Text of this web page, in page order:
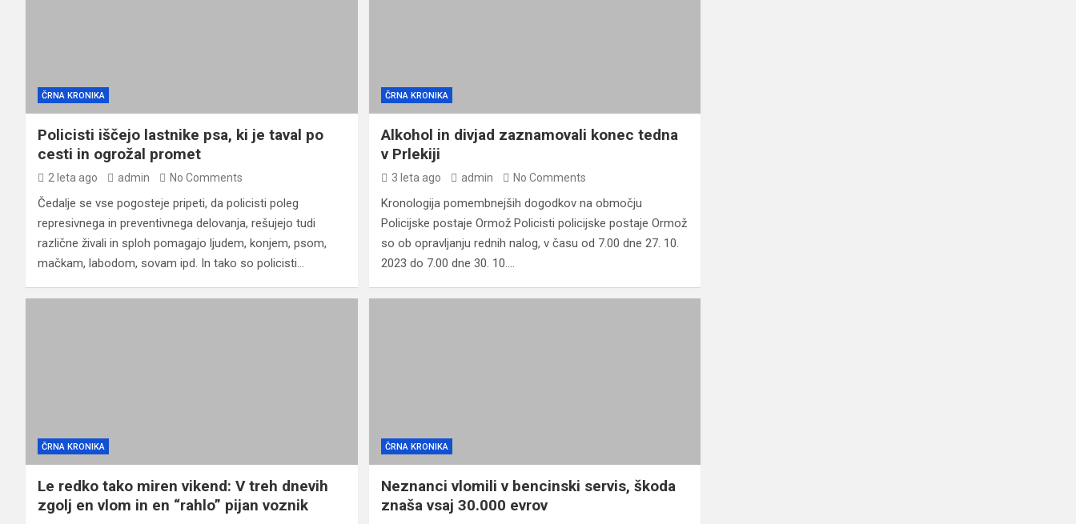
ČRNA KRONIKA
Policisti iščejo lastnike psa, ki je taval po
cesti in ogrožal promet
2 leta ago admin No Comments
Čedalje se vse pogosteje pripeti, da policisti poleg
represivnega in preventivnega delovanja, rešujejo tudi
različne živali in sploh pomagajo ljudem, konjem, psom,
mačkam, labodom, sovam ipd. In tako so policisti…
ČRNA KRONIKA
Alkohol in divjad zaznamovali konec tedna
v Prlekiji
3 leta ago admin No Comments
Kronologija pomembnejših dogodkov na območju
Policijske postaje Ormož Policisti policijske postaje Ormož
so ob opravljanju rednih nalog, v času od 7.00 dne 27. 10.
2023 do 7.00 dne 30. 10.…
ČRNA KRONIKA
Le redko tako miren vikend: V treh dnevih
zgolj en vlom in en “rahlo” pijan voznik
ČRNA KRONIKA
Neznanci vlomili v bencinski servis, škoda
znaša vsaj 30.000 evrov